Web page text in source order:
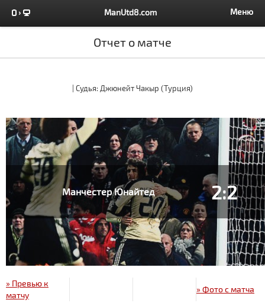
ManUtd8.com Меню
Отчет о матче
| Судья: Джюнейт Чакыр (Турция)
Манчестер Юнайтед 2:2
» Превью к
матчу
» Фото с матча